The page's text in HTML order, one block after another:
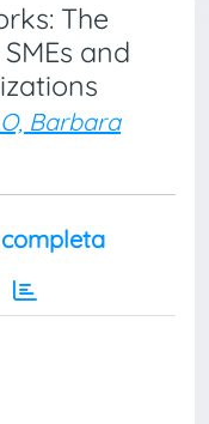
The
and
Barbara